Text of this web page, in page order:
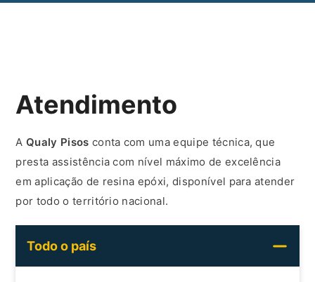
Atendimento
AQualy Pisos conta com uma equipe técnica, que
presta assistência com nível máximo de excelência
em aplicação de resina epóxi, disponível para atender
por todo o território nacional.
Todo o país